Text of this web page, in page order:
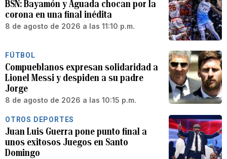
BSN: Bayamón y Aguada chocan por la
corona en una final inédita
8 de agosto de 2026 a las 11:10 p.m.
FÚTBOL
Compueblanos expresan solidaridad a
Lionel Messi y despiden a su padre
Jorge
8 de agosto de 2026 a las 10:15 p.m.
OTROS DEPORTES
Juan Luis Guerra pone punto final a
unos exitosos Juegos en Santo
Domingo